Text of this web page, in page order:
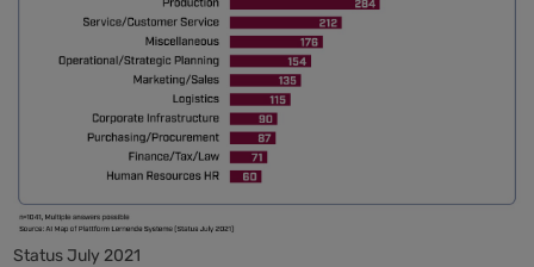
Status July 2021